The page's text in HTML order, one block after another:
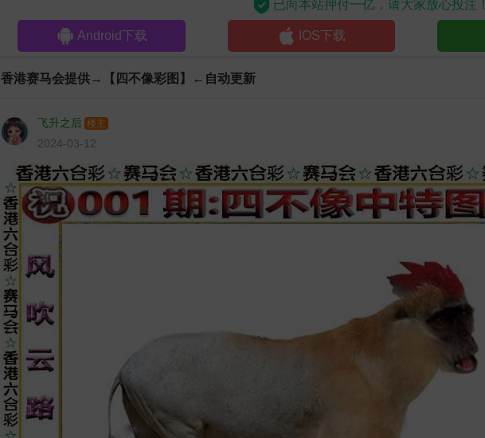
已向本站押付一亿，请大家放心投注！
Android下载 IOS下载
香港赛马会提供→【四不像彩图】←自动更新
飞升之后 楼主
2024-03-12